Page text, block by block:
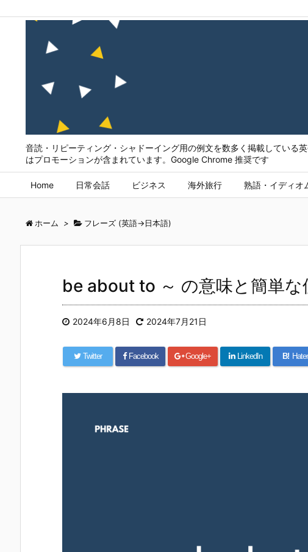
音読・リピーティング・シャドーイング用の例文を数多く掲載してい
はプロモーションが含まれています。Google Chrome 推奨です
Home 日常会話 ビジネス 海外旅行 熟語・イディオ
ホーム > フレーズ (英語→日本語)
be about to ～ の意味と簡単な
2024年6月8日 2024年7月21日
Twitter Facebook Google+ LinkedIn B!